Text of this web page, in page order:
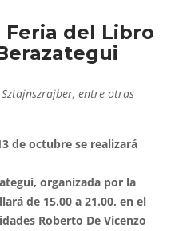
Feria del Libro
entre otras
de octubre se realizará
organizada por la
de 15.00 a 21.00, en el
Roberto De Vicenzo